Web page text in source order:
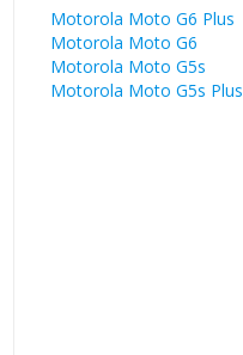
Motorola Moto G6 Plus
Motorola Moto G6
Motorola Moto G5s
Motorola Moto G5s Plus